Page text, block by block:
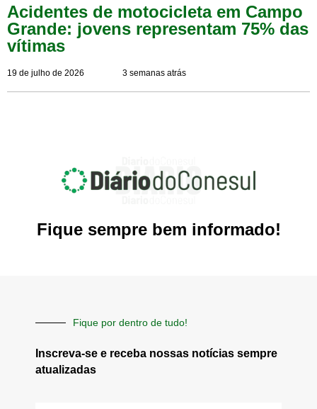
Acidentes de motocicleta em Campo
Grande: jovens representam 75% das
vítimas
19 de julho de 2026 3 semanas atrás
Fique sempre bem informado!
Fique por dentro de tudo!
Inscreva-se e receba nossas notícias sempre
atualizadas